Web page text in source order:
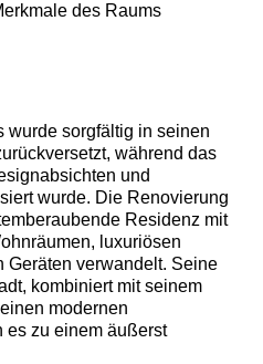
des Raums
wurde sorgfältig in seinen
während das
und
wurde. Die Renovierung
Residenz mit
luxuriösen
Geräten verwandelt. Seine
kombiniert mit seinem
modernen
es zu einem äußerst